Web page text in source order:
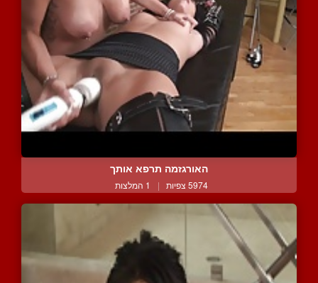
האורגזמה תרפא אותך
5974 צפיות | 1 המלצות